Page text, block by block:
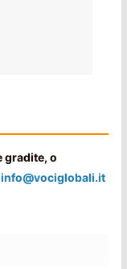
gradite, o
info@vociglobali.it